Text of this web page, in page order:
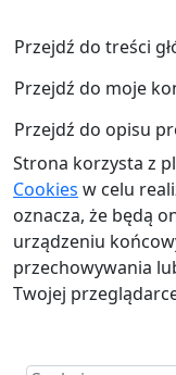
Przejdź do treści
Przejdź do moje
Przejdź do opisu
Strona korzysta z
Cookies w celu
oznacza, że będą
urządzeniu
przechowywania
Twojej